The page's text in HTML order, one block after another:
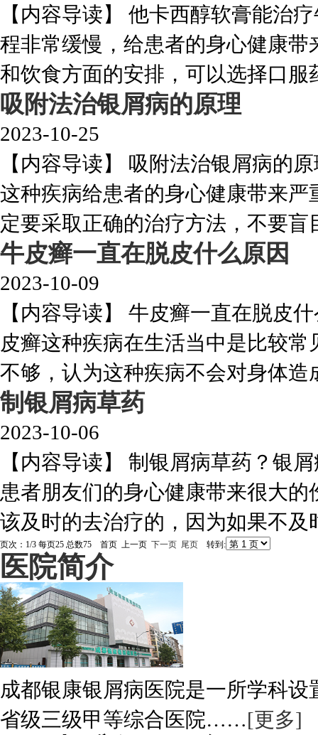
【内容导读】 他卡西醇软膏能治
程非常缓慢，给患者的身心健康
和饮食方面的安排，可以选择口
吸附法治银屑病的原理
2023-10-25
【内容导读】 吸附法治银屑病的
这种疾病给患者的身心健康带来
定要采取正确的治疗方法，不要
牛皮癣一直在脱皮什么原因
2023-10-09
【内容导读】 牛皮癣一直在脱皮
皮癣这种疾病在生活当中是比较
不够，认为这种疾病不会对身体
制银屑病草药
2023-10-06
【内容导读】 制银屑病草药？银
患者朋友们的身心健康带来很大
该及时的去治疗的，因为如果不
页次：1/3 每页25 总数75 首页 上一页 下一页 尾页 转到:
医院简介
成都银康银屑病医院是一所学科
省级三级甲等综合医院……[更多]